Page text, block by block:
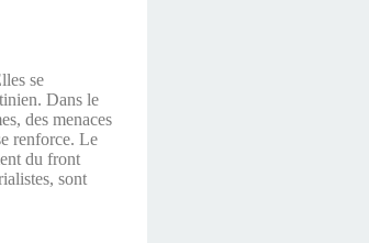
se
Dans le
des menaces
renforce. Le
du front
sont